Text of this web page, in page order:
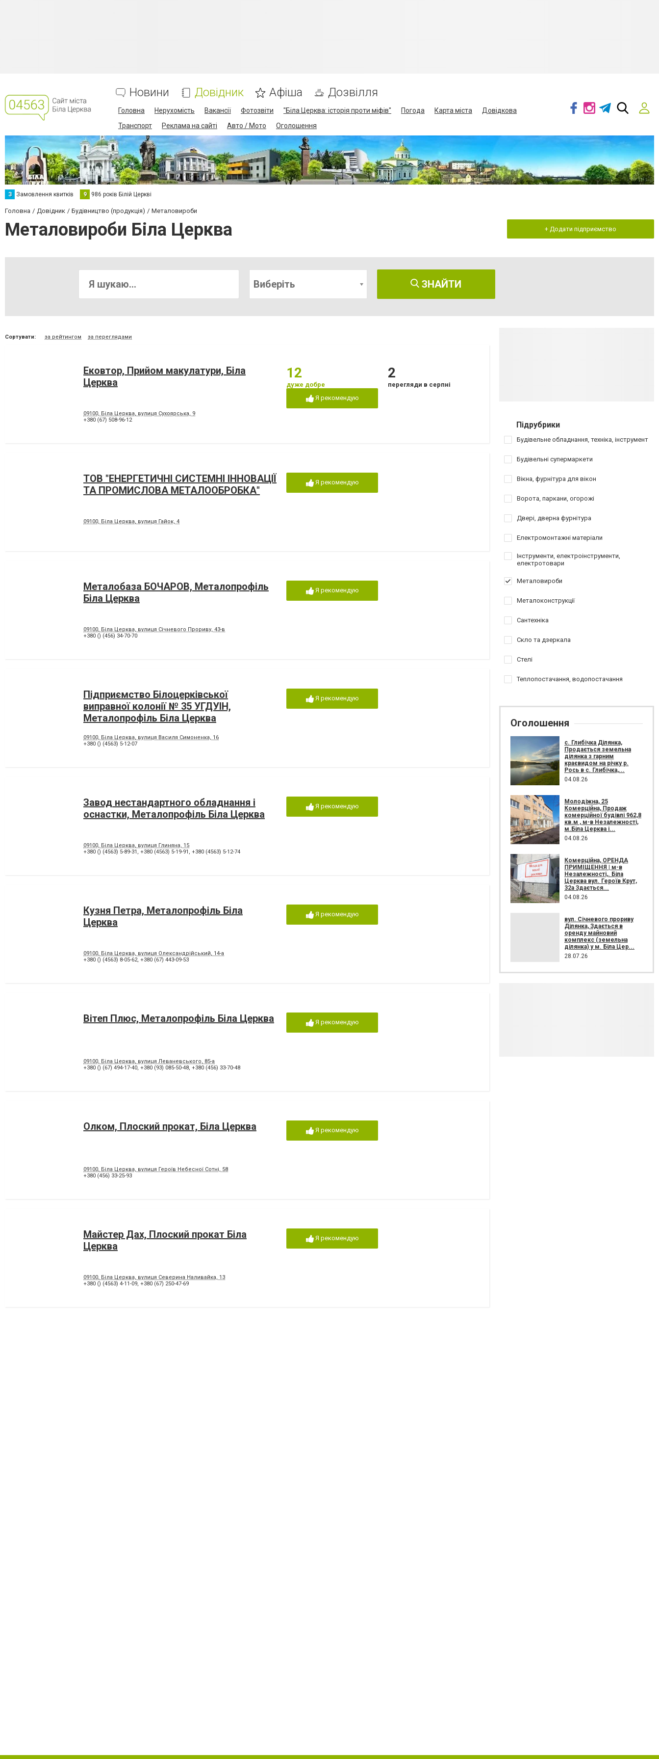
Новини Довідник Афіша Дозвілля
Головна Нерухомість Вакансії Фотозвіти "Біла Церква: історія проти міфів" Погода Карта міста
Довідкова
Транспорт
Реклама на сайті Авто / Мото Оголошення
З Замовлення квитків 9 986 років Білій Церкві
Головна Довідник Будівництво (продукція) Металовироби
Металовироби Біла Церква + Додати підприємство
Виберіть ЗНАЙТИ
Сортувати: за рейтингом за переглядами
Ековтор, Прийом макулатури, Біла
Церква
09100, Біла Церква, вулиця Сухоярська, 9
+380 (67) 508-96-12
12
дуже добре
Я рекомендую
2
перегляди в серпні
ТОВ "ЕНЕРГЕТИЧНІ СИСТЕМНІ ІННОВАЦІЇ
ТА ПРОМИСЛОВА МЕТАЛООБРОБКА"
09100, Біла Церква, вулиця Гайок, 4
Я рекомендую
Металобаза БОЧАРОВ, Металопрофіль
Біла Церква
09100, Біла Церква, вулиця Січневого Прориву, 43-в
+380 () (456) 34-70-70
Я рекомендую
Підприємство Білоцерківської
виправної колонії № 35 УГДУІН,
Металопрофіль Біла Церква
09100, Біла Церква, вулиця Василя Симоненка, 16
+380 () (4563) 5-12-07
Я рекомендую
Завод нестандартного обладнання і
оснастки, Металопрофіль Біла Церква
09100, Біла Церква, вулиця Глиняна, 15
+380 () (4563) 5-89-31 , +380 (4563) 5-19-91 , +380 (4563) 5-12-74
Я рекомендую
Кузня Петра, Металопрофіль Біла
Церква
09100, Біла Церква, вулиця Олександрійський, 14-а
+380 () (4563) 8-05-62, +380 (67) 443-09-53
Я рекомендую
Вітеп Плюс, Металопрофіль Біла Церква
09100, Біла Церква, вулиця Леваневського, 85-а
+380 () (67) 494-17-40, +380 (93) 085-50-48, +380 (456) 33-70-48
Я рекомендую
Олком, Плоский прокат, Біла Церква
09100, Біла Церква, вулиця Героїв Небесної Cотні, 58
+380 (456) 33-25-93
Я рекомендую
Майстер Дах, Плоский прокат Біла
Церква
09100, Біла Церква, вулиця Северина Наливайка, 13
+380 () (4563) 4-11-09, +380 (67) 250-47-69
Я рекомендую
Підрубрики
Будівельне обладнання, техніка, інструмент
Будівельні супермаркети
Вікна, фурнітура для вікон
Ворота, паркани, огорожі
Двері, дверна фурнітура
Електромонтажні матеріали
Інструменти, електроінструменти,
електротовари
Металовироби
Металоконструкції
Сантехніка
Скло та дзеркала
Стелі
Теплопостачання, водопостачання
Оголошення
с. Глибічка Ділянка,
Продається земельна
ділянка з гарним
краєвидом на річку р.
Рось в с. Глибічка,...
04.08.26
Молодіжна, 25
Комерційна, Продаж
комерційної будівлі 962,8
кв.м , м-в Незалежності,
м.Біла Церква і...
04.08.26
Комерційна, ОРЕНДА
ПРИМІЩЕННЯ | м-в
Незалежності,. Біла
Церква вул. Героїв Крут,
32а Здається...
04.08.26
вул. Січневого прориву
Ділянка, Здається в
оренду майновий
комплекс (земельна
ділянка) у м. Біла Цер...
28.07.26